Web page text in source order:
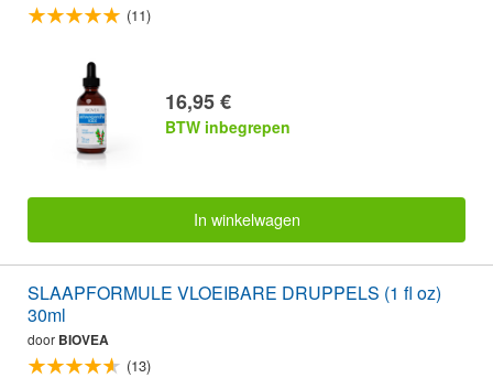
(11)
16,95 €
BTW inbegrepen
In winkelwagen
SLAAPFORMULE VLOEIBARE DRUPPELS (1 fl oz)
30ml
door BIOVEA
(13)